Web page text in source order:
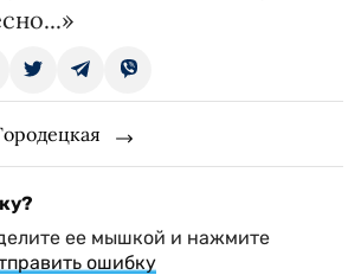
ее мышкой и нажмите
ошибку